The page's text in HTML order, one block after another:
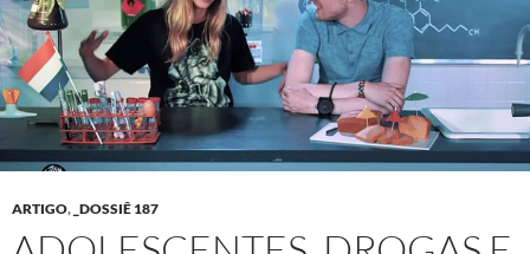
ARTIGO, _DOSSIÊ 187